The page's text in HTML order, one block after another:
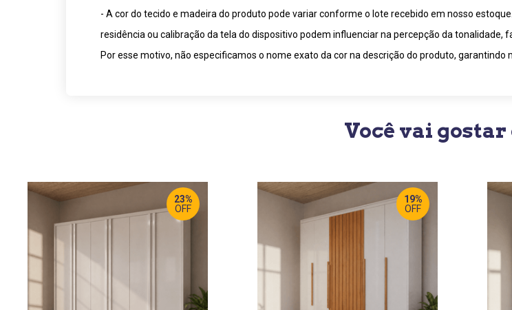
- A cor do tecido e madeira do produto pode variar conforme o lote recebido em nosso
residência ou calibração da tela do dispositivo podem influenciar na percepção da tonalidade,
Por esse motivo, não especificamos o nome exato da cor na descrição do produto,
Você vai gostar
23%
OFF
238 CM
19%
OFF